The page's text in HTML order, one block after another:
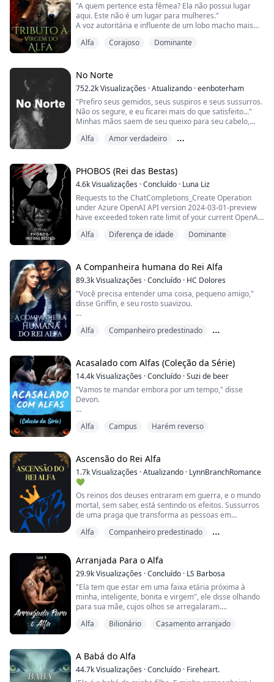
"A quem pertence esta fêmea? Ela não possui lugar
aqui. Este não é um lugar para mulheres."
A voz autoritária e influente de um lobo macho mais
som de sua condenação à minha presença.
mim. Sou uma Alfa." Um brilho de dentes ao meu lado
enquanto meu espírito guerreiro se eleva, um lento
lampe...
Alfa Corajoso Dominante
No Norte
752.2kVisualizações ·Atualizando ·eenboterham
"Prefiro seus gemidos, seus suspiros e seus sussurros.
Não os segure, e eu ficarei mais do que satisfeito..."
Minhas mãos saem de seu queixo para seu cabelo,
corpo e puxam o tecido da minha blusa para cima, ele
cobrindo meu estômago com beijos lentos, ...
Alfa
Amor verdadeiro
PHOBOS (Rei das Bestas)
4.6kVisualizações ·Concluído · Luna Liz
Requests to the ChatCompletions_Create Operation
under Azure OpenAI API version 2024-03-01-preview
have exceeded token rate limit of your current OpenAI
here: https://aka.ms/oai/quotaincrease if you would like
ErrorCode: 429
Content:
{"error":{"code":"429","message"...
Alfa Diferença de idade Dominante
A Companheira humana do Rei Alfa
89.3kVisualizações ·Concluído · HC Dolores
"Você precisa entender uma coisa, pequeno amigo,"
disse Griffin, e seu rosto suavizou.
desde que senti esse vazio dentro de mim. Uma parte
da minha própria casa."
Ele usou uma de suas mãos para acariciar minha
bochecha e arrepios surgiram por to...
Alfa
Companheiro predestinado
Acasalado com Alfas (Coleção da Série)
14.4kVisualizações ·Concluído ·Suzi de beer
"Vamos te mandar embora por um tempo," disse
Devon.
aqui.
queria o bebê? Será que ele estava com medo demais
para dizer isso na minha cara?
Eu me tensei quando David se aproximou por trás de
mim e envolveu seus braços em volta da minha
cintura.
"Não queremos fazer isso, mas não temos outra es...
Alfa Campus Harém reverso
Ascensão do Rei Alfa
1.7kVisualizações ·Atualizando · LynnBranchRomance
💚
Os reinos dos deuses entraram em guerra, e o mundo
mortal, sem saber, está sentindo os efeitos. Sussurros
de uma praga que transforma as pessoas em
mas ninguém consegue deter a doença.
mas o respeitado alfa acabou de passar as rédeas
para seu filho, Henry. É o teste final para um novo Alfa,
e sua...
Alfa
Companheiro predestinado
Arranjada Para o Alfa
29.9kVisualizações ·Concluído · LS Barbosa
"Ela tem que estar em uma faixa etária próxima à
minha, inteligente, bonita e virgem", ele disse olhando
para sua mãe, cujos olhos se arregalaram.
não...?"
ser alguém que nunca foi tocada por um homem",
disse o Alfa levantando-se do sofá.
"O que faremos, ...
Alfa Bilionário Casamento arranjado
A Babá do Alfa
44.7kVisualizações ·Concluído · Fireheart.